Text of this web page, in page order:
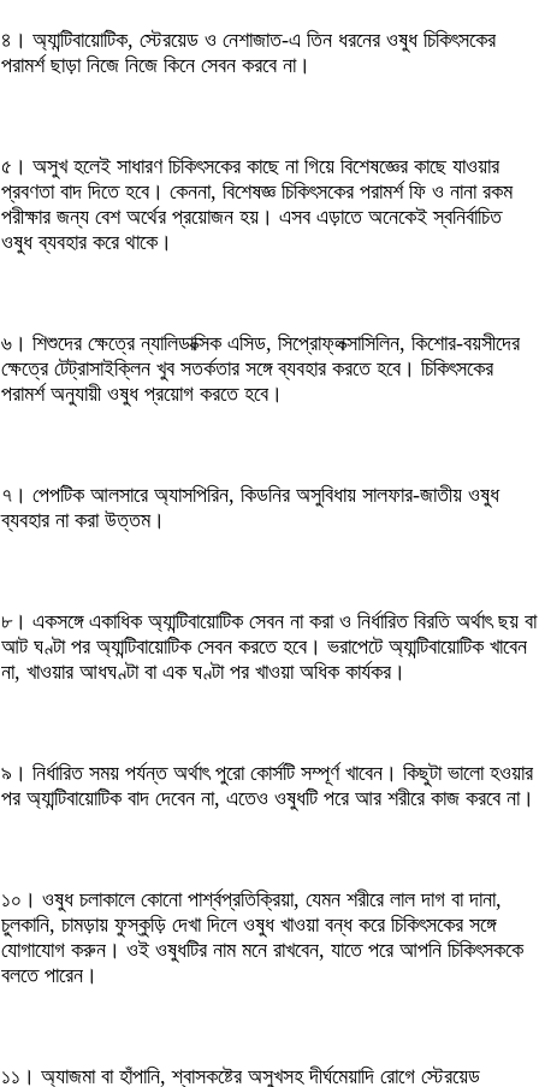
৪। অ্যান্টিবায়োটিক, স্টেরয়েড ও নেশাজাত-এ তিন ধরনের ওষুধ চিকিৎসকের
পরামর্শ ছাড়া নিজে নিজে কিনে সেবন করবে না।
৫। অসুখ হলেই সাধারণ চিকিৎসকের কাছে না গিয়ে বিশেষজ্ঞের কাছে যাওয়ার
প্রবণতা বাদ দিতে হবে। কেননা, বিশেষজ্ঞ চিকিৎসকের পরামর্শ ফি ও নানা রকম
পরীক্ষার জন্য বেশ অর্থের প্রয়োজন হয়। এসব এড়াতে অনেকেই স্বনির্বাচিত
ওষুধ ব্যবহার করে থাকে।
৬। শিশুদের ক্ষেত্রে ন্যালিডাক্সিক এসিড, সিপ্রোফ্লক্সাসিলিন, কিশোর-বয়সীদের
ক্ষেত্রে টেট্রাসাইক্লিন খুব সতর্কতার সঙ্গে ব্যবহার করতে হবে। চিকিৎসকের
পরামর্শ অনুযায়ী ওষুধ প্রয়োগ করতে হবে।
৭। পেপটিক আলসারে অ্যাসপিরিন, কিডনির অসুবিধায় সালফার-জাতীয় ওষুধ
ব্যবহার না করা উত্তম।
৮। একসঙ্গে একাধিক অ্যান্টিবায়োটিক সেবন না করা ও নির্ধারিত বিরতি অর্থাৎ ছয় বা
আট ঘণ্টা পর অ্যান্টিবায়োটিক সেবন করতে হবে। ভরাপেটে অ্যান্টিবায়োটিক খাবেন
না, খাওয়ার আধঘণ্টা বা এক ঘণ্টা পর খাওয়া অধিক কার্যকর।
৯। নির্ধারিত সময় পর্যন্ত অর্থাৎ পুরো কোর্সটি সম্পূর্ণ খাবেন। কিছুটা ভালো হওয়ার
পর অ্যান্টিবায়োটিক বাদ দেবেন না, এতেও ওষুধটি পরে আর শরীরে কাজ করবে না।
১০। ওষুধ চলাকালে কোনো পার্শ্বপ্রতিক্রিয়া, যেমন শরীরে লাল দাগ বা দানা,
চুলকানি, চামড়ায় ফুস্কুড়ি দেখা দিলে ওষুধ খাওয়া বন্ধ করে চিকিৎসকের সঙ্গে
যোগাযোগ করুন। ওই ওষুধটির নাম মনে রাখবেন, যাতে পরে আপনি চিকিৎসককে
বলতে পারেন।
১১। অ্যাজমা বা হাঁপানি, শ্বাসকষ্টের অসুখসহ দীর্ঘমেয়াদি রোগে স্টেরয়েড